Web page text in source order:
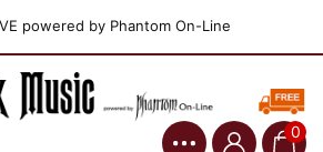
powered by Phantom On-Line
0